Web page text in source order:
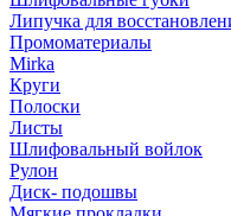
Липучка для
Промоматериалы
Mirka
Круги
Полоски
Листы
Шлифовальный войлок
Рулон
Диск- подошвы